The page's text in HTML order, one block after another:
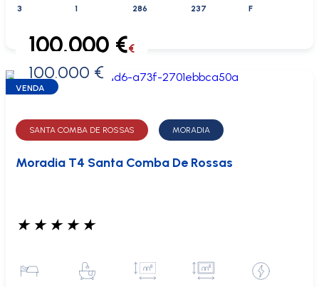
3 1 286 237 F
0 €
100.000 €€
100.000 €
VENDA
SANTA COMBA DE ROSSAS MORADIA
Moradia T4 Santa Comba De Rossas
★ ★ ★ ★ ★